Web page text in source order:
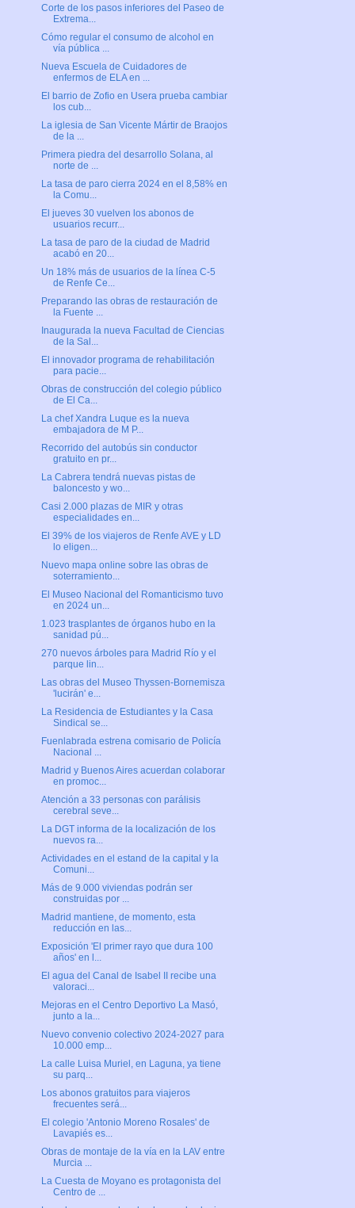
Corte de los pasos inferiores del Paseo de
Extrema...
Cómo regular el consumo de alcohol en
vía pública ...
Nueva Escuela de Cuidadores de
enfermos de ELA en ...
El barrio de Zofio en Usera prueba cambiar
los cub...
La iglesia de San Vicente Mártir de Braojos
de la ...
Primera piedra del desarrollo Solana, al
norte de ...
La tasa de paro cierra 2024 en el 8,58% en
la Comu...
El jueves 30 vuelven los abonos de
usuarios recurr...
La tasa de paro de la ciudad de Madrid
acabó en 20...
Un 18% más de usuarios de la línea C-5
de Renfe Ce...
Preparando las obras de restauración de
la Fuente ...
Inaugurada la nueva Facultad de Ciencias
de la Sal...
El innovador programa de rehabilitación
para pacie...
Obras de construcción del colegio público
de El Ca...
La chef Xandra Luque es la nueva
embajadora de M P...
Recorrido del autobús sin conductor
gratuito en pr...
La Cabrera tendrá nuevas pistas de
baloncesto y wo...
Casi 2.000 plazas de MIR y otras
especialidades en...
El 39% de los viajeros de Renfe AVE y LD
lo eligen...
Nuevo mapa online sobre las obras de
soterramiento...
El Museo Nacional del Romanticismo tuvo
en 2024 un...
1.023 trasplantes de órganos hubo en la
sanidad pú...
270 nuevos árboles para Madrid Río y el
parque lin...
Las obras del Museo Thyssen-Bornemisza
'lucirán' e...
La Residencia de Estudiantes y la Casa
Sindical se...
Fuenlabrada estrena comisario de Policía
Nacional ...
Madrid y Buenos Aires acuerdan colaborar
en promoc...
Atención a 33 personas con parálisis
cerebral seve...
La DGT informa de la localización de los
nuevos ra...
Actividades en el estand de la capital y la
Comuni...
Más de 9.000 viviendas podrán ser
construidas por ...
Madrid mantiene, de momento, esta
reducción en las...
Exposición 'El primer rayo que dura 100
años' en l...
El agua del Canal de Isabel II recibe una
valoraci...
Mejoras en el Centro Deportivo La Masó,
junto a la...
Nuevo convenio colectivo 2024-2027 para
10.000 emp...
La calle Luisa Muriel, en Laguna, ya tiene
su parq...
Los abonos gratuitos para viajeros
frecuentes será...
El colegio 'Antonio Moreno Rosales' de
Lavapiés es...
Obras de montaje de la vía en la LAV entre
Murcia ...
La Cuesta de Moyano es protagonista del
Centro de ...